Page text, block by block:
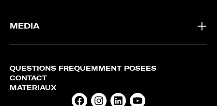
MEDIA
QUESTIONS FRÉQUEMMENT POSÉES
CONTACT
MATÉRIAUX